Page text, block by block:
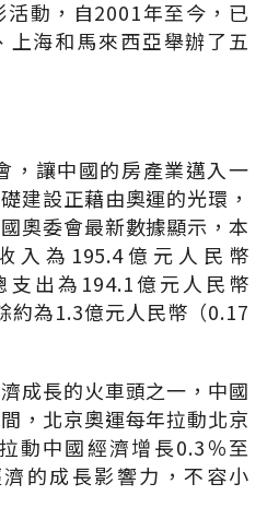
動，自2001年至今，已
海和馬來西亞舉辦了五
，讓中國的房產業邁入一
建設正藉由奧運的光環，
奧委會最新數據顯示，本
入為195.4億元人民幣
支出為194.1億元人民幣
約為1.3億元人民幣（0.17
成長的火車頭之一，中國
，北京奧運每年拉動北京
動中國經濟增長0.3％至
的成長影響力，不容小